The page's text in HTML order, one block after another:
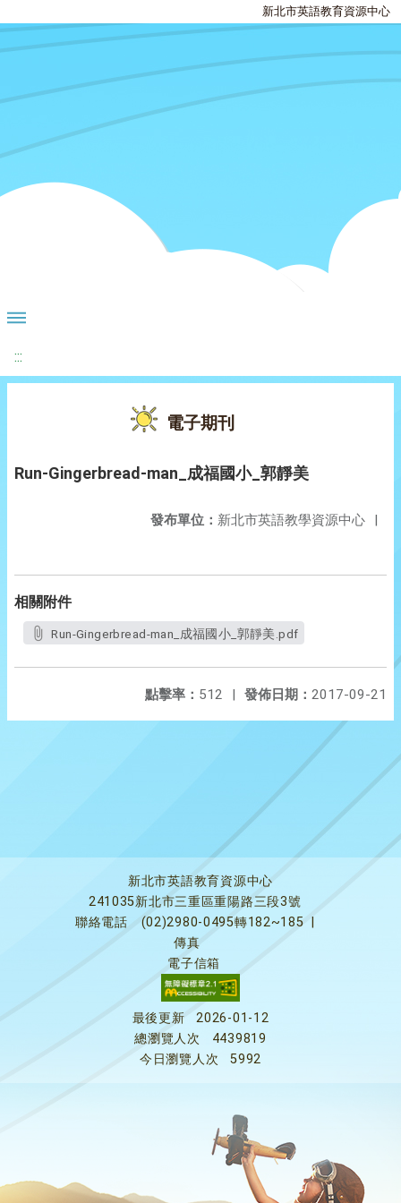
新北市英語教育資源中心
:::
電子期刊
Run-Gingerbread-man_成福國小_郭靜美
發布單位： 新北市英語教學資源中心 |
相關附件
Run-Gingerbread-man_成福國小_郭靜美.pdf
發佈日期： 2017-09-21
點擊率： 512 |
新北市英語教育資源中心
241035新北市三重區重陽路三段3號
聯絡電話
(02)2980-0495轉182~185
傳真
電子信箱
最後更新
2026-01-12
總瀏覽人次
4439819
今日瀏覽人次
5992